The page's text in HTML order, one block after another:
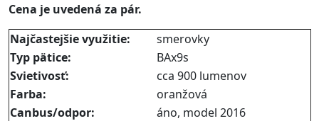
Cena je uvedená za pár.
Najčastejšie využitie:
smerovky
Typ pätice:
BAx9s
Svietivosť:
cca 900 lumenov
Farba:
oranžová
Canbus/odpor:
áno, model 2016